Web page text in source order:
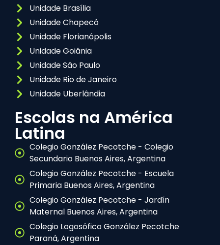
Unidade Brasília
Unidade Chapecó
Unidade Florianópolis
Unidade Goiânia
Unidade São Paulo
Unidade Rio de Janeiro
Unidade Uberlândia
Escolas na América
Latina
Colegio González Pecotche - Colegio
Secundario Buenos Aires, Argentina
Colegio González Pecotche - Escuela
Primaria Buenos Aires, Argentina
Colegio González Pecotche - Jardín
Maternal Buenos Aires, Argentina
Colegio Logosófico González Pecotche
Paraná, Argentina